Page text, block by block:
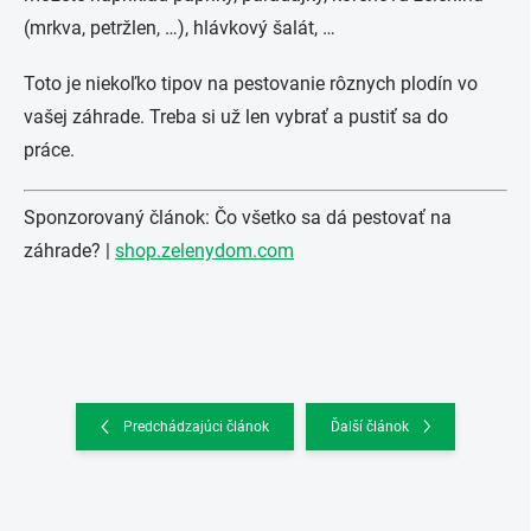
(mrkva, petržlen, …), hlávkový šalát, …
Toto je niekoľko tipov na pestovanie rôznych plodín vo
vašej záhrade. Treba si už len vybrať a pustiť sa do
práce.
Sponzorovaný článok: Čo všetko sa dá pestovať na
záhrade? | shop.zelenydom.com
Predchádzajúci článok Ďalší článok